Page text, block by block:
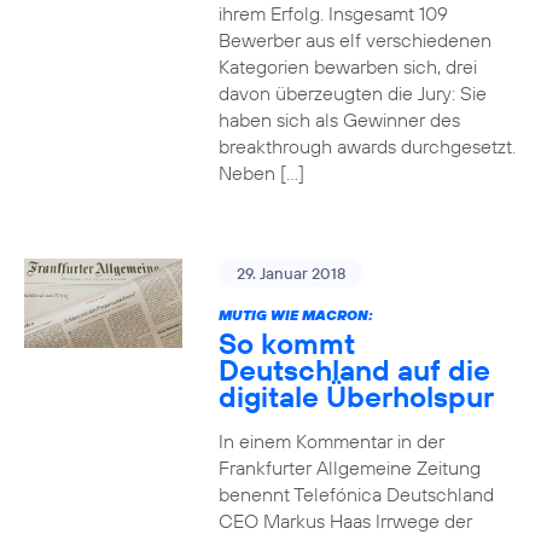
ihrem Erfolg. Insgesamt 109
Bewerber aus elf verschiedenen
Kategorien bewarben sich, drei
davon überzeugten die Jury: Sie
haben sich als Gewinner des
breakthrough awards durchgesetzt.
Neben […]
29. Januar 2018
MUTIG WIE MACRON:
So kommt
Deutschland auf die
digitale Überholspur
In einem Kommentar in der
Frankfurter Allgemeine Zeitung
benennt Telefónica Deutschland
CEO Markus Haas Irrwege der